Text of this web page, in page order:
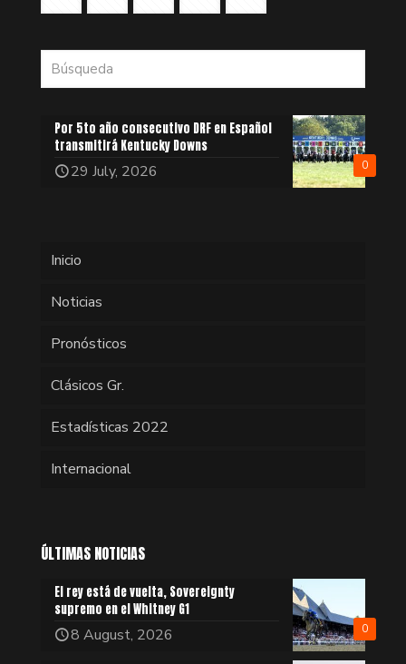
0
Por 5to año consecutivo DRF en Español
transmitirá Kentucky Downs
29 July, 2026
Inicio
Noticias
Pronósticos
Clásicos Gr.
Estadísticas 2022
Internacional
ÚLTIMAS NOTICIAS
0
El rey está de vuelta, Sovereignty
supremo en el Whitney G1
8 August, 2026